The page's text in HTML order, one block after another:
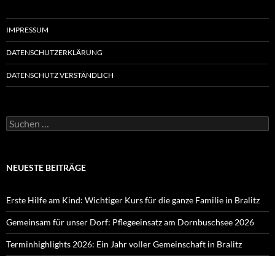
IMPRESSUM
DATENSCHUTZERKLÄRUNG
DATENSCHUTZ VERSTÄNDLICH
Suchen
nach:
NEUESTE BEITRÄGE
Erste Hilfe am Kind: Wichtiger Kurs für die ganze Familie in Bralitz
Gemeinsam für unser Dorf: Pflegeeinsatz am Dornbuschsee 2026
Terminhighlights 2026: Ein Jahr voller Gemeinschaft in Bralitz